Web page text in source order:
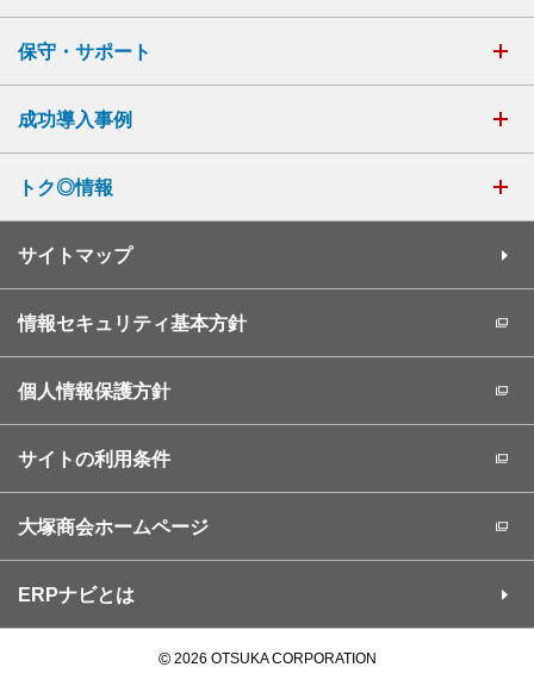
保守・サポート
成功導入事例
トク◎情報
サイトマップ
情報セキュリティ基本方針
個人情報保護方針
サイトの利用条件
大塚商会ホームページ
ERPナビとは
©2026 OTSUKA CORPORATION